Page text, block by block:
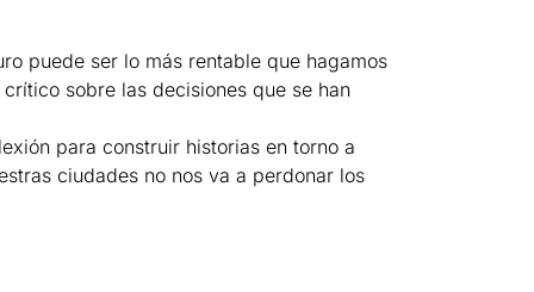
puede ser lo más rentable que hagamos
sobre las decisiones que se han
para construir historias en torno a
ciudades no nos va a perdonar los